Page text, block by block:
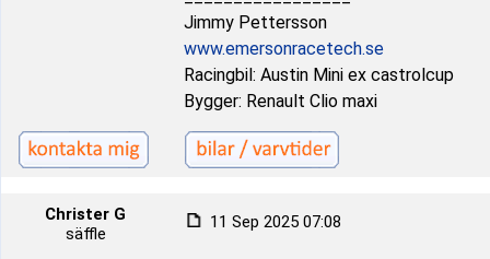
Jimmy Pettersson
www.emersonracetech.se
Racingbil: Austin Mini ex castrolcup
Bygger: Renault Clio maxi
Christer G
säffle
11 Sep 2025 07:08